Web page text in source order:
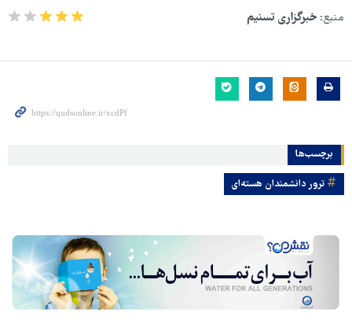
منبع: خبرگزاری تسنیم
برچسب‌ها
ترور دانشمندان هسته‌ای